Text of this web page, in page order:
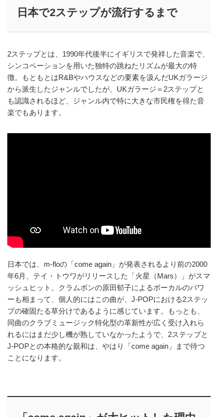
日本で2ステップが流行するまで
2ステップとは、1990年代後半にイギリスで発祥した音楽で、
シンコペーションを用いた独特の跳ねたリズムが最大の特
徴。もともとはR&Bやハウスなどの要素を汲んだUKガラージ
から派生したジャンルでしたが、UKガラージ＝2ステップと
も認識されるほど、ジャンル内で特に大きな市民権を得た音
楽でもあります。
日本では、m-floの「come again」が発表されるより前の2000
年6月、テイ・トウワがリリースした「火星（Mars）」がスマ
ッシュヒット。クラムボンの原田郁子によるボーカルのパワ
ーも相まって、個人的にはこの曲が、J-POPにおける2ステッ
プの確固たる草分けであるように感じています。もっとも、
同曲のクラブミュージック特化型の革新性が広く受け入れら
れるにはまだ少し機が熟していなかったようで、2ステップと
J-POPとの本格的な親和は、やはり「come again」まで待つ
ことになります。